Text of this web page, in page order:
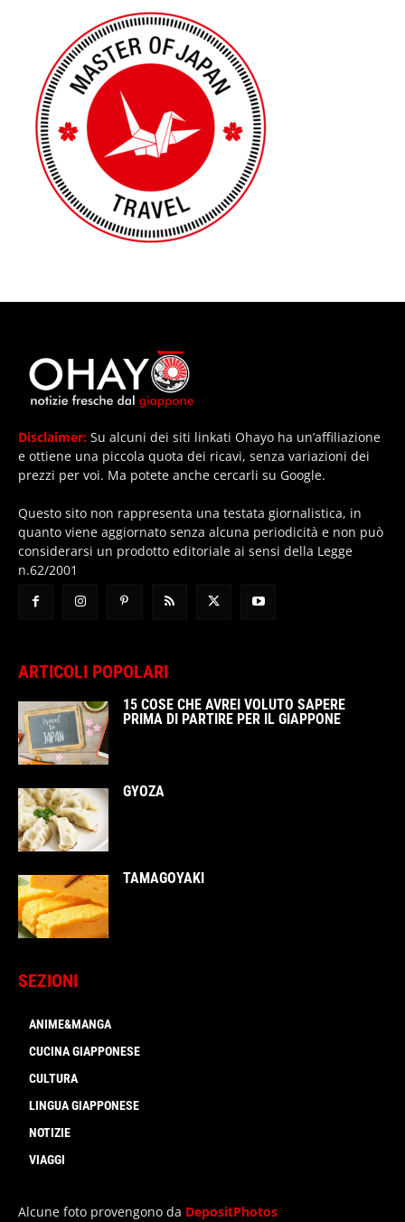
Disclaimer: Su alcuni dei siti linkati Ohayo ha un’affiliazione
e ottiene una piccola quota dei ricavi, senza variazioni dei
prezzi per voi. Ma potete anche cercarli su Google.
Questo sito non rappresenta una testata giornalistica, in
quanto viene aggiornato senza alcuna periodicità e non può
considerarsi un prodotto editoriale ai sensi della Legge
n.62/2001
ARTICOLI POPOLARI
15 COSE CHE AVREI VOLUTO SAPERE
PRIMA DI PARTIRE PER IL GIAPPONE
GYOZA
TAMAGOYAKI
SEZIONI
ANIME&MANGA
CUCINA GIAPPONESE
CULTURA
LINGUA GIAPPONESE
NOTIZIE
VIAGGI
Alcune foto provengono da DepositPhotos